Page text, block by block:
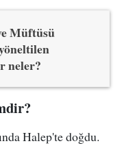
Müftüsü
neler?
Halep'te doğdu.